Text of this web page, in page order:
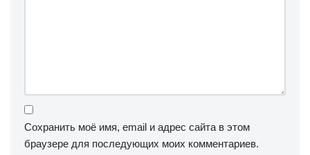
Сохранить моё имя, email и адрес сайта в этом
браузере для последующих моих комментариев.